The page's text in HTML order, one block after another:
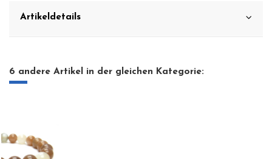
Artikeldetails
6 andere Artikel in der gleichen Kategorie: